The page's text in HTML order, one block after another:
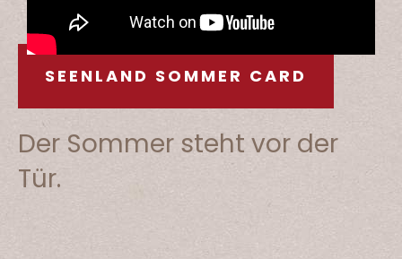
SEENLAND SOMMER CARD
Der Sommer steht vor der
Tür.